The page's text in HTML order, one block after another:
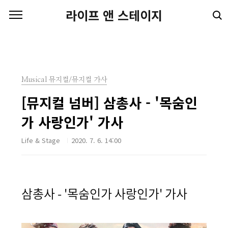
라이프 앤 스테이지
Musical 뮤지컬/뮤지컬 가사
[뮤지컬 넘버] 삼총사 - '목숨인
가 사랑인가' 가사
Life & Stage 2020. 7. 6. 14:00
삼총사 - '목숨인가 사랑인가' 가사